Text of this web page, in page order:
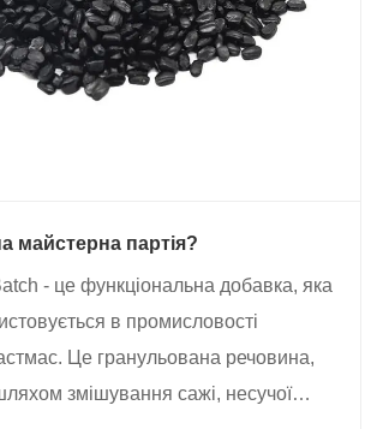
майстерна партія?
- це функціональна добавка, яка
в промисловості
Це гранульована речовина,
змішування сажі, несучої